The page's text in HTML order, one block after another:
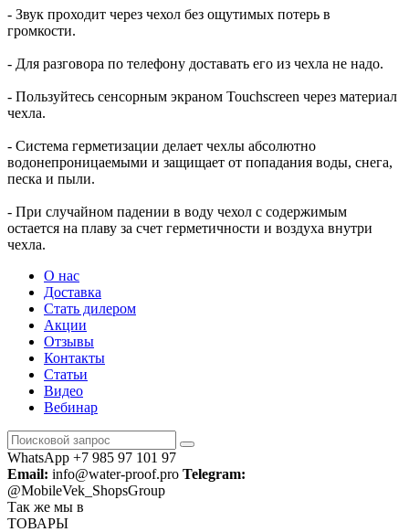
- Звук проходит через чехол без ощутимых потерь в
громкости.
- Для разговора по телефону доставать его из чехла не надо.
- Пользуйтесь сенсорным экраном Touchscreen через материал
чехла.
- Система герметизации делает чехлы абсолютно
водонепроницаемыми и защищает от попадания воды, снега,
песка и пыли.
- При случайном падении в воду чехол с содержимым
остается на плаву за счет герметичности и воздуха внутри
чехла.
О нас
Доставка
Стать дилером
Акции
Отзывы
Контакты
Статьи
Видео
Вебинар
WhatsApp +7 985 97 101 97
Email: info@water-proof.pro Telegram:
@MobileVek_ShopsGroup
Так же мы в
ТОВАРЫ